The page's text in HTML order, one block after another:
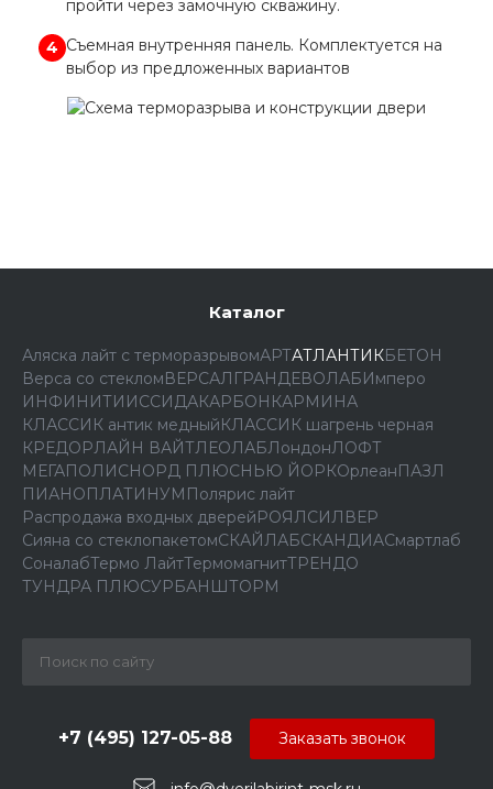
пройти через замочную скважину.
4 Съемная внутренняя панель. Комплектуется на
выбор из предложенных вариантов
Каталог
Аляска лайт с терморазрывомАРТАТЛАНТИКБЕТОН
Верса со стекломВЕРСАЛ ГРАНД ЕВОЛАБИмперо
ИНФИНИТИ ИССИДАКАРБОН КАРМИНА
КЛАССИК антик медныйКЛАССИК шагрень черная
КРЕДОРЛАЙН ВАЙТЛЕОЛАБЛондонЛОФТ
МЕГАПОЛИСНОРД ПЛЮСНЬЮ ЙОРКОрлеанПАЗЛ
ПИАНОПЛАТИНУМ Полярис лайт
Распродажа входных дверейРОЯЛСИЛВЕР
Сияна со стеклопакетомСКАЙЛАБСКАНДИAСмартлаб
СоналабТермо ЛайтТермомагнитТРЕНДО
ТУНДРА ПЛЮСУРБАН ШТОРМ
+7 (495) 127-05-88‬ Заказать звонок